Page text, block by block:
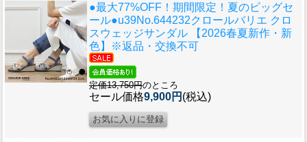
●最大77%OFF！期間限定！夏のビッグセ
ール●u39No.644232クロールバリエ クロ
スウェッジサンダル 【2026春夏新作・新
色】※返品・交換不可
定価13,750円のところ
セール価格9,900円 (税込)